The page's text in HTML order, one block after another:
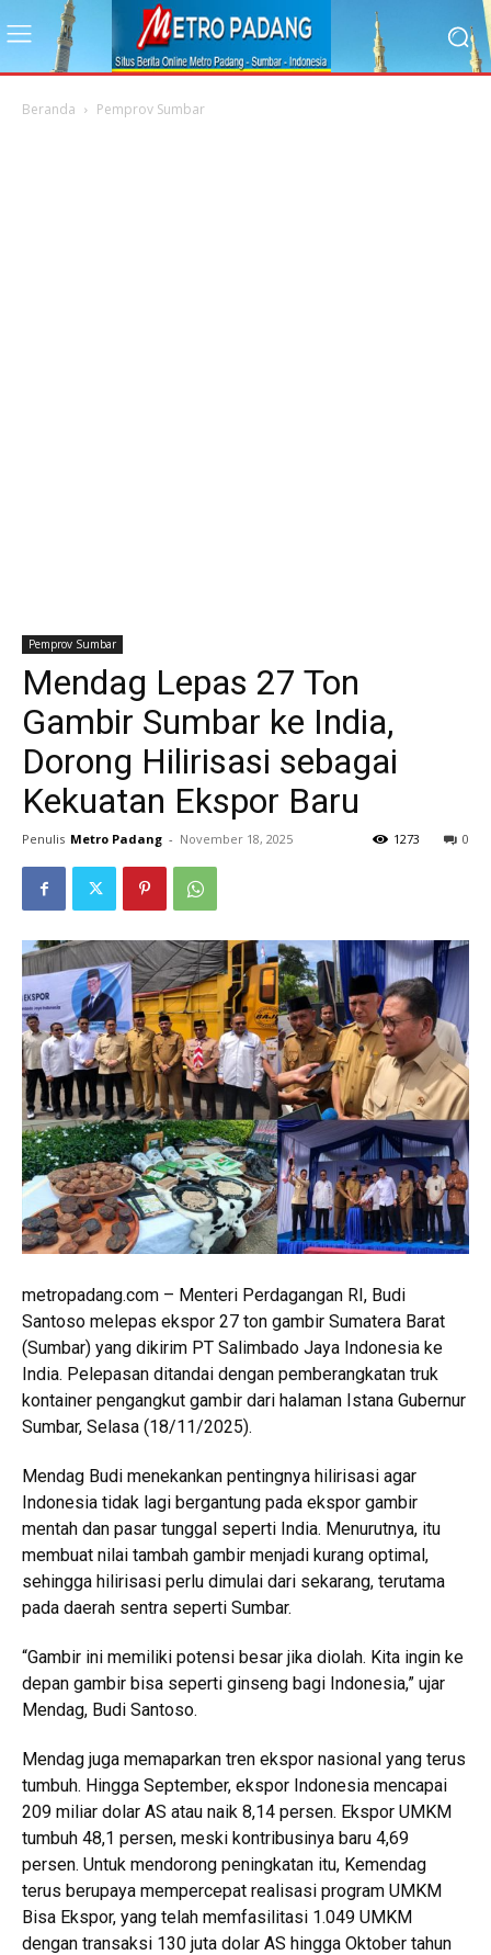
Beranda Pemprov Sumbar
Pemprov Sumbar
Mendag Lepas 27 Ton
Gambir Sumbar ke India,
Dorong Hilirisasi sebagai
Kekuatan Ekspor Baru
Penulis Metro Padang - November 18, 2025 0
1273
metropadang.com – Menteri Perdagangan RI, Budi
Santoso melepas ekspor 27 ton gambir Sumatera Barat
(Sumbar) yang dikirim PT Salimbado Jaya Indonesia ke
India. Pelepasan ditandai dengan pemberangkatan truk
kontainer pengangkut gambir dari halaman Istana Gubernur
Sumbar, Selasa (18/11/2025).
Mendag Budi menekankan pentingnya hilirisasi agar
Indonesia tidak lagi bergantung pada ekspor gambir
mentah dan pasar tunggal seperti India. Menurutnya, itu
membuat nilai tambah gambir menjadi kurang optimal,
sehingga hilirisasi perlu dimulai dari sekarang, terutama
pada daerah sentra seperti Sumbar.
“Gambir ini memiliki potensi besar jika diolah. Kita ingin ke
depan gambir bisa seperti ginseng bagi Indonesia,” ujar
Mendag, Budi Santoso.
Mendag juga memaparkan tren ekspor nasional yang terus
tumbuh. Hingga September, ekspor Indonesia mencapai
209 miliar dolar AS atau naik 8,14 persen. Ekspor UMKM
tumbuh 48,1 persen, meski kontribusinya baru 4,69
persen. Untuk mendorong peningkatan itu, Kemendag
terus berupaya mempercepat realisasi program UMKM
Bisa Ekspor, yang telah memfasilitasi 1.049 UMKM
dengan transaksi 130 juta dolar AS hingga Oktober tahun